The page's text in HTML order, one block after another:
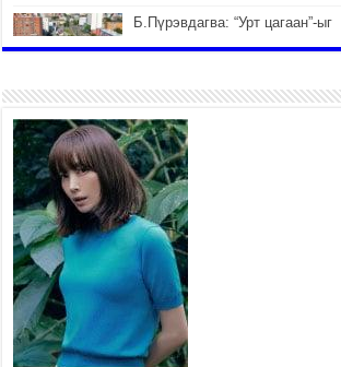
Б.Пүрэвдагва: “Урт цагаан”-ыг
2026 оны 7 сар 21 / 16 цаг 47 минут
Тусгай замын автобус /BRT/ төслийн удирдах
хорооны ээлжит хуралдаан боллоо
2026 оны 7 сар 21 / 16 цаг 43 минут
Ерөнхий сайд Н.Учрал БНХАУ-аас Монгол Улсад
суугаа Элчин сайд Шэнь Миньжюанийг хүлээн
авч уулзав
2026 оны 7 сар 21 / 16 цаг 39 минут
БҮГД НАЙРАМДАХ ТАЖИКИСТАН УЛСТАЙ
ЭДИЙН ЗАСГИЙН ХАМТЫН АЖИЛЛАГААГ
ӨРГӨЖҮҮЛНЭ